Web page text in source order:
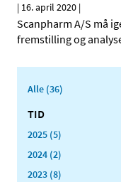
| 16. april 2020 |
Scanpharm A/S må
fremstilling og
Alle (36)
TID
2025 (5)
2024 (2)
2023 (8)